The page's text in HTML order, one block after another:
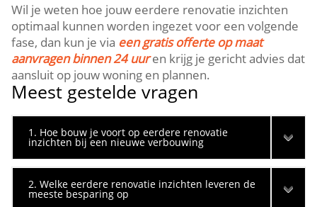
Wil je weten hoe jouw eerdere renovatie inzichten
optimaal kunnen worden ingezet voor een volgende
fase, dan kun je via een gratis offerte op maat
aanvragen binnen 24 uuren krijg je gericht advies dat
aansluit op jouw woning en plannen.​
Meest gestelde vragen
1. Hoe bouw je voort op eerdere renovatie
inzichten bij een nieuwe verbouwing
2. Welke eerdere renovatie inzichten leveren de
meeste besparing op